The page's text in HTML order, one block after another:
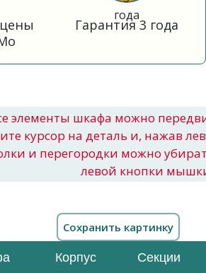
Гарантия 3 года
элементы шкафа можно
курсор на деталь и, нажав
и перегородки можно
левой кнопки
Корпус Секции